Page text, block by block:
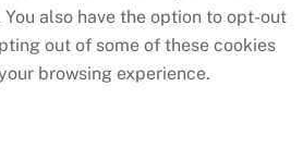
also have the option to opt-out
out of some of these cookies
browsing experience.